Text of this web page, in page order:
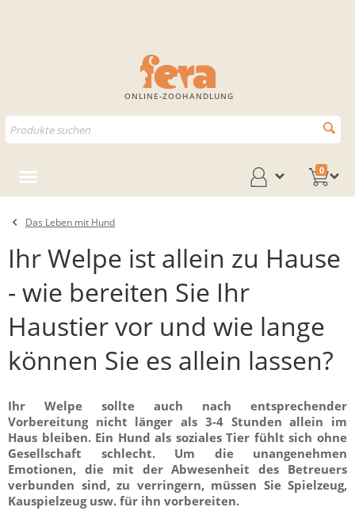
ONLINE-ZOOHANDLUNG
0
Das Leben mit Hund
Ihr Welpe ist allein zu Hause
- wie bereiten Sie Ihr
Haustier vor und wie lange
können Sie es allein lassen?
Ihr Welpe sollte auch nach entsprechender
Vorbereitung nicht länger als 3-4 Stunden allein im
Haus bleiben. Ein Hund als soziales Tier fühlt sich ohne
Gesellschaft schlecht. Um die unangenehmen
Emotionen, die mit der Abwesenheit des Betreuers
verbunden sind, zu verringern, müssen Sie Spielzeug,
Kauspielzeug usw. für ihn vorbereiten.